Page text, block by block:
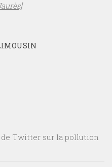
Twitter sur la pollution